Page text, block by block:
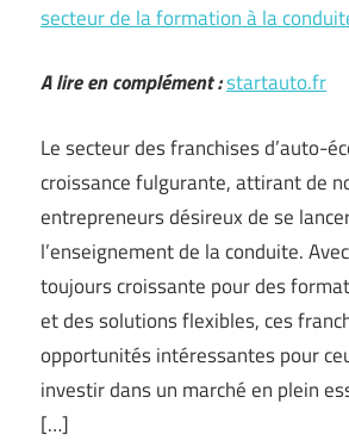
secteur de la formation à la
A lire en complément :startauto.fr
Le secteur des franchises d’auto-
croissance fulgurante, attirant de
entrepreneurs désireux de se
l’enseignement de la conduite.
toujours croissante pour des
et des solutions flexibles, ces
opportunités intéressantes pour
investir dans un marché en plein
[…]